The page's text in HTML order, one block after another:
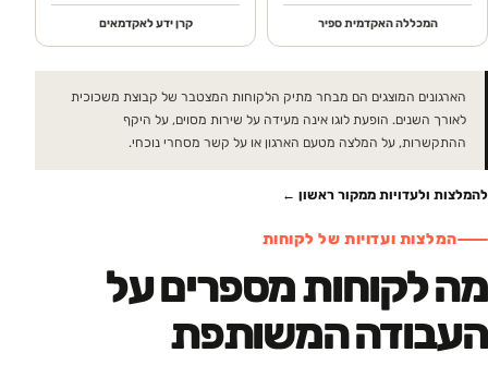
המכללה האקדמית ספיר קרן ידע לאקדמאים
הארגונים המוצגים הם מבחר מתיק הלקוחות המצטבר של קבוצת משכוכית
לאורך השנים. הופעת לוגו אינה מעידה על שירות מסוים, על היקף
ההתקשרות, על המלצה מטעם הארגון או על קשר מסחרי נוכחי.
להמלצות ולעדויות ממקור ראשון ←
המלצות ועדויות של לקוחות
מה לקוחות מספרים על
העבודה המשותפת